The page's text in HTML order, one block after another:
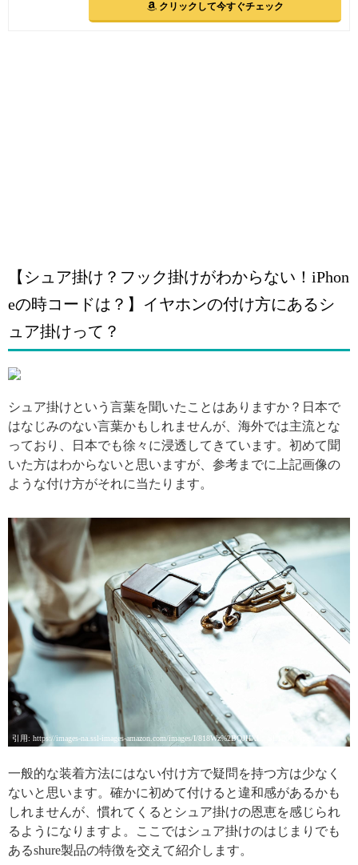
クリックして今すぐチェック
【シュア掛け？フック掛けがわからない！iPhon
eの時コードは？】イヤホンの付け方にあるシ
ュア掛けって？
引用: https://i.pinimg.com/564x/d3/d8/6c/d3d86cd0ae7a86770cd023e2e889688d.jpg
シュア掛けという言葉を聞いたことはありますか？日本で
はなじみのない言葉かもしれませんが、海外では主流とな
っており、日本でも徐々に浸透してきています。初めて聞
いた方はわからないと思いますが、参考までに上記画像の
ような付け方がそれに当たります。
引用: https://images-na.ssl-images-amazon.com/images/I/818Wz%2BQJHXL._SL1500_.jpg
一般的な装着方法にはない付け方で疑問を持つ方は少なく
ないと思います。確かに初めて付けると違和感があるかも
しれませんが、慣れてくるとシュア掛けの恩恵を感じられ
るようになりますよ。ここではシュア掛けのはじまりでも
あるshure製品の特徴を交えて紹介します。